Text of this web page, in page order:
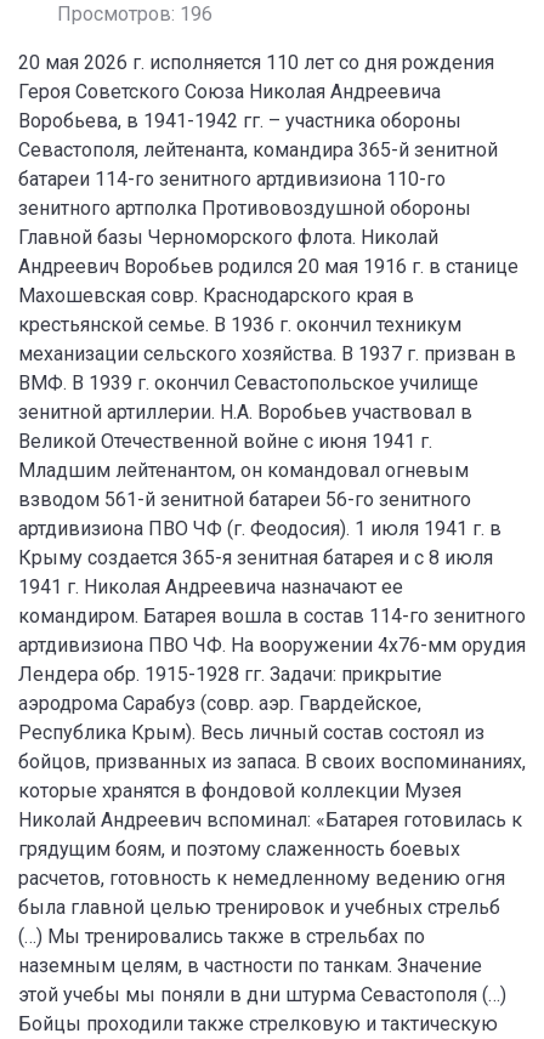
Просмотров: 196
20 мая 2026 г. исполняется 110 лет со дня рождения
Героя Советского Союза Николая Андреевича
Воробьева, в 1941-1942 гг. – участника обороны
Севастополя, лейтенанта, командира 365-й зенитной
батареи 114-го зенитного артдивизиона 110-го
зенитного артполка Противовоздушной обороны
Главной базы Черноморского флота. Николай
Андреевич Воробьев родился 20 мая 1916 г. в станице
Махошевская совр. Краснодарского края в
крестьянской семье. В 1936 г. окончил техникум
механизации сельского хозяйства. В 1937 г. призван в
ВМФ. В 1939 г. окончил Севастопольское училище
зенитной артиллерии. Н.А. Воробьев участвовал в
Великой Отечественной войне с июня 1941 г.
Младшим лейтенантом, он командовал огневым
взводом 561-й зенитной батареи 56-го зенитного
артдивизиона ПВО ЧФ (г. Феодосия). 1 июля 1941 г. в
Крыму создается 365-я зенитная батарея и с 8 июля
1941 г. Николая Андреевича назначают ее
командиром. Батарея вошла в состав 114-го зенитного
артдивизиона ПВО ЧФ. На вооружении 4х76-мм орудия
Лендера обр. 1915-1928 гг. Задачи: прикрытие
аэродрома Сарабуз (совр. аэр. Гвардейское,
Республика Крым). Весь личный состав состоял из
бойцов, призванных из запаса. В своих воспоминаниях,
которые хранятся в фондовой коллекции Музея
Николай Андреевич вспоминал: «Батарея готовилась к
грядущим боям, и поэтому слаженность боевых
расчетов, готовность к немедленному ведению огня
была главной целью тренировок и учебных стрельб
(…) Мы тренировались также в стрельбах по
наземным целям, в частности по танкам. Значение
этой учебы мы поняли в дни штурма Севастополя (…)
Бойцы проходили также стрелковую и тактическую